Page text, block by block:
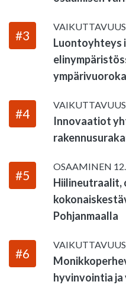
#3
VAIKUTTAVUUS
Luontoyhteys
#4
VAIKUTTAVUUS
Innovaatiot
#5
OSAAMINEN
Hiilineutraalit,
Pohjanmaalla
#6
VAIKUTTAVUUS
hyvinvointia